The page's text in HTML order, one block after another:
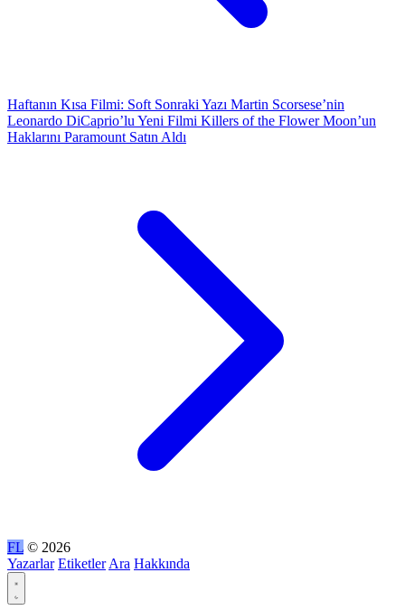
Haftanın Kısa Filmi: Soft Sonraki Yazı Martin Scorsese’nin
Leonardo DiCaprio’lu Yeni Filmi Killers of the Flower Moon’un
Haklarını Paramount Satın Aldı
FL © 2026
Yazarlar Etiketler Ara Hakkında